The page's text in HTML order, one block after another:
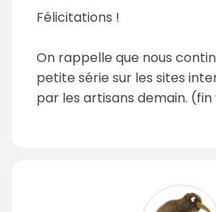
Félicitations !
On rappelle que nous
petite série sur les sites
par les artisans demain.